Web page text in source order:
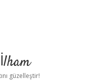
güzelleştir!